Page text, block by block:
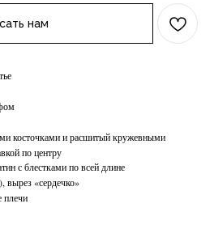
нам
косточками и расшитый кружевными
по центру
с блестками по всей длине
вырез «сердечко»
плечи